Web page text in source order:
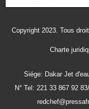
Copyright 2023. Tous
Charte
Siége: Dakar Jet
N° Tel: 221 33 867 92